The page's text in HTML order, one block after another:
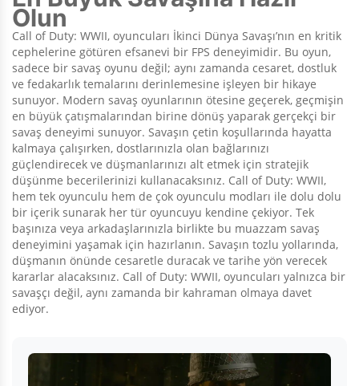
Olun
Call of Duty: WWII, oyuncuları İkinci Dünya Savaşı’nın en kritik
cephelerine götüren efsanevi bir FPS deneyimidir. Bu oyun,
sadece bir savaş oyunu değil; aynı zamanda cesaret, dostluk
ve fedakarlık temalarını derinlemesine işleyen bir hikaye
sunuyor. Modern savaş oyunlarının ötesine geçerek, geçmişin
en büyük çatışmalarından birine dönüş yaparak gerçekçi bir
savaş deneyimi sunuyor. Savaşın çetin koşullarında hayatta
kalmaya çalışırken, dostlarınızla olan bağlarınızı
güçlendirecek ve düşmanlarınızı alt etmek için stratejik
düşünme becerilerinizi kullanacaksınız. Call of Duty: WWII,
hem tek oyunculu hem de çok oyunculu modları ile dolu dolu
bir içerik sunarak her tür oyuncuyu kendine çekiyor. Tek
başınıza veya arkadaşlarınızla birlikte bu muazzam savaş
deneyimini yaşamak için hazırlanın. Savaşın tozlu yollarında,
düşmanın önünde cesaretle duracak ve tarihe yön verecek
kararlar alacaksınız. Call of Duty: WWII, oyuncuları yalnızca bir
savaşçı değil, aynı zamanda bir kahraman olmaya davet
ediyor.